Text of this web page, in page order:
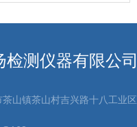
检测仪器有限公司
山镇茶山村吉兴路十八工业区